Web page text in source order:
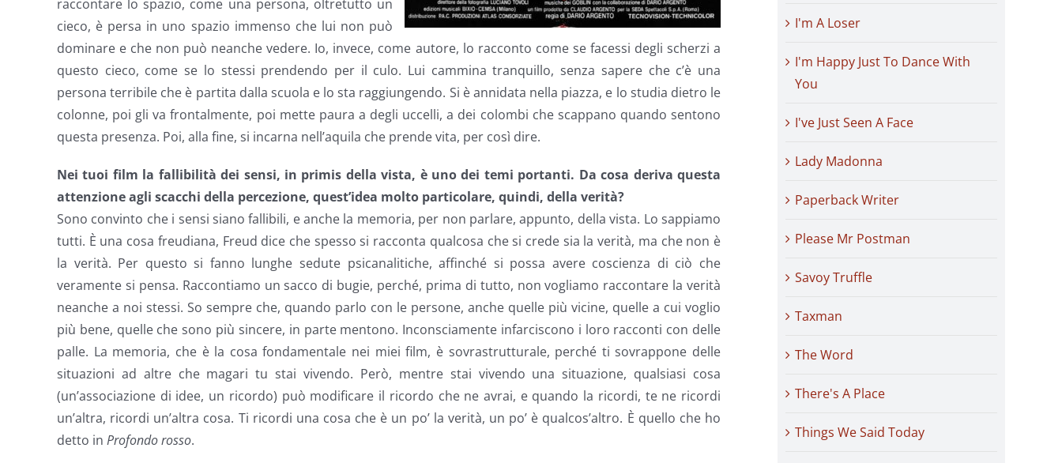
raccontare lo spazio, come una persona, oltretutto un
cieco, è persa in uno spazio immenso che lui non può
dominare e che non può neanche vedere. Io, invece, come autore, lo racconto come se facessi degli scherzi a
questo cieco, come se lo stessi prendendo per il culo. Lui cammina tranquillo, senza sapere che c’è una
persona terribile che è partita dalla scuola e lo sta raggiungendo. Si è annidata nella piazza, e lo studia dietro le
colonne, poi gli va frontalmente, poi mette paura a degli uccelli, a dei colombi che scappano quando sentono
questa presenza. Poi, alla fine, si incarna nell’aquila che prende vita, per così dire.
Nei tuoi film la fallibilità dei sensi, in primis della vista, è uno dei temi portanti. Da cosa deriva questa
attenzione agli scacchi della percezione, quest’idea molto particolare, quindi, della verità?
Sono convinto che i sensi siano fallibili, e anche la memoria, per non parlare, appunto, della vista. Lo sappiamo
tutti. È una cosa freudiana, Freud dice che spesso si racconta qualcosa che si crede sia la verità, ma che non è
la verità. Per questo si fanno lunghe sedute psicanalitiche, affinché si possa avere coscienza di ciò che
veramente si pensa. Raccontiamo un sacco di bugie, perché, prima di tutto, non vogliamo raccontare la verità
neanche a noi stessi. So sempre che, quando parlo con le persone, anche quelle più vicine, quelle a cui voglio
più bene, quelle che sono più sincere, in parte mentono. Inconsciamente infarciscono i loro racconti con delle
palle. La memoria, che è la cosa fondamentale nei miei film, è sovrastrutturale, perché ti sovrappone delle
situazioni ad altre che magari tu stai vivendo. Però, mentre stai vivendo una situazione, qualsiasi cosa
(un’associazione di idee, un ricordo) può modificare il ricordo che ne avrai, e quando la ricordi, te ne ricordi
un’altra, ricordi un’altra cosa. Ti ricordi una cosa che è un po’ la verità, un po’ è qualcos’altro. È quello che ho
detto in Profondo rosso.
I'm A Loser
I'm Happy Just To Dance With
You
I've Just Seen A Face
Lady Madonna
Paperback Writer
Please Mr Postman
Savoy Truffle
Taxman
The Word
There's A Place
Things We Said Today